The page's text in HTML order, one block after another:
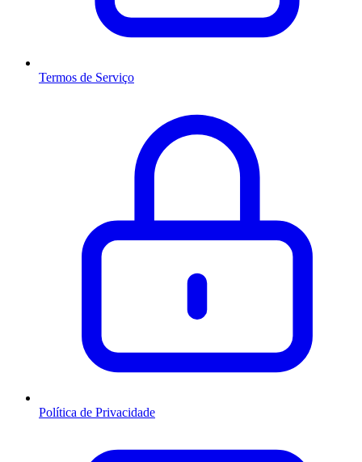
Termos de Serviço
Política de Privacidade